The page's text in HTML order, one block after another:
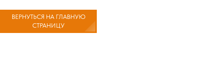
ВЕРНУТЬСЯ НА ГЛАВНУЮ
СТРАНИЦУ